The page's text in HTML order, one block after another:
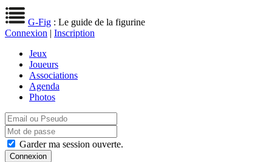
G-Fig : Le guide de la figurine
Connexion | Inscription
Jeux
Joueurs
Associations
Agenda
Photos
Garder ma session ouverte.